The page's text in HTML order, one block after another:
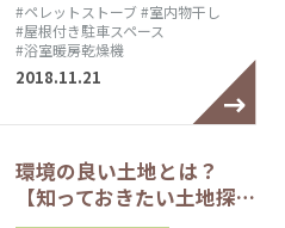
#ペレットストーブ#室内物干し
#屋根付き駐車スペース
#浴室暖房乾燥機
2018.11.21
環境の良い土地とは？
【知っておきたい土地探…